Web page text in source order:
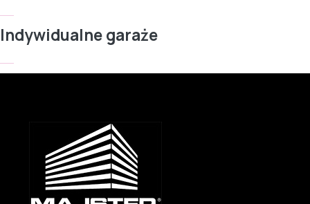
Indywidualne garaże